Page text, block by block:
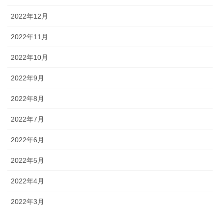
2022年12月
2022年11月
2022年10月
2022年9月
2022年8月
2022年7月
2022年6月
2022年5月
2022年4月
2022年3月